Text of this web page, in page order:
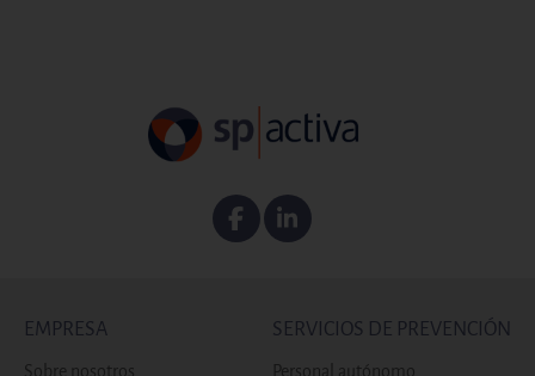
FacebookLinkedin
EMPRESA
Sobre nosotros
SERVICIOS DE PREVENCIÓN
Personal autónomo